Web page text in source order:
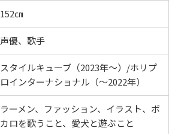
152㎝
声優、歌手
スタイルキューブ（2023年～）/ホリプ
ロインターナショナル（～2022年）
ラーメン、ファッション、イラスト、ボ
カロを歌うこと、愛犬と遊ぶこと